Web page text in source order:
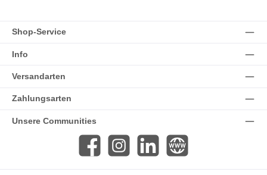
Shop-Service
Info
Versandarten
Zahlungsarten
Unsere Communities
Facebook Instagram LinkedIn Website